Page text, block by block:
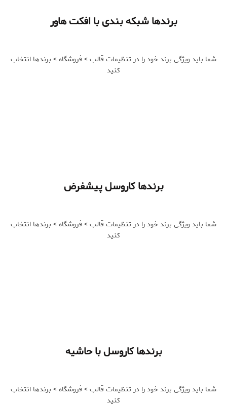
برندها شبکه بندی با افکت هاور
شما باید ویژگی برند خود را در تنظیمات قالب > فروشگاه > برندها انتخاب
کنید
برندها کاروسل پیشفرض
شما باید ویژگی برند خود را در تنظیمات قالب > فروشگاه > برندها انتخاب
کنید
برندها کاروسل با حاشیه
شما باید ویژگی برند خود را در تنظیمات قالب > فروشگاه > برندها انتخاب
کنید